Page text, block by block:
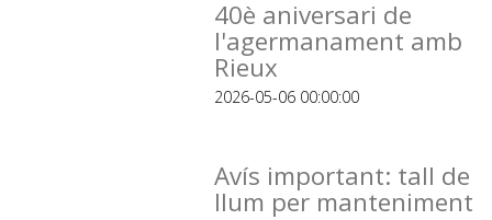
40è aniversari de
l'agermanament amb
Rieux
2026-05-06 00:00:00
Avís important: tall de
llum per manteniment